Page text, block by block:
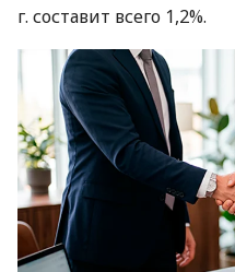
г. составит всего 1,2%.